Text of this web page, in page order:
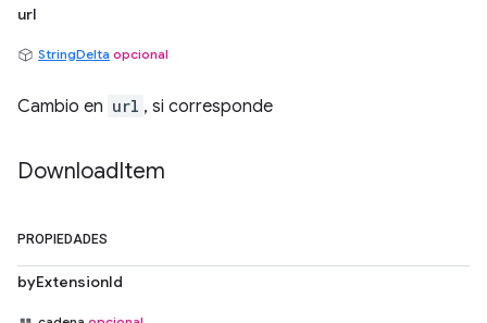
url
StringDelta opcional
Cambio en url , si corresponde
DownloadItem
PROPIEDADES
byExtensionId